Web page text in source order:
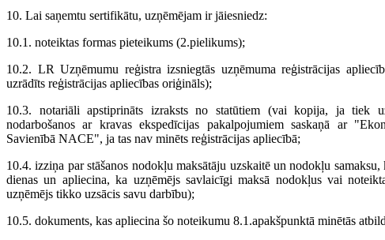
10. Lai saņemtu sertifikātu, uzņēmējam ir jāiesniedz:
10.1. noteiktas formas pieteikums (2.pielikums);
10.2. LR Uzņēmumu reģistra izsniegtās uzņēmuma reģistrācijas
uzrādīts reģistrācijas apliecības oriģināls);
10.3. notariāli apstiprināts izraksts no statūtiem (vai kopija, ja tiek
nodarbošanos ar kravas ekspedīcijas pakalpojumiem saskaņā ar
Savienībā NACE", ja tas nav minēts reģistrācijas apliecībā;
10.4. izziņa par stāšanos nodokļu maksātāju uzskaitē un nodokļu
dienas un apliecina, ka uzņēmējs savlaicīgi maksā nodokļus vai
uzņēmējs tikko uzsācis savu darbību);
10.5. dokuments, kas apliecina šo noteikumu 8.1.apakšpunktā minētās